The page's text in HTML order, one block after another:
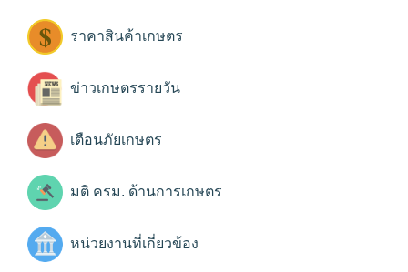
ราคาสินค้าเกษตร
ข่าวเกษตรรายวัน
เตือนภัยเกษตร
มติ ครม. ด้านการเกษตร
หน่วยงานที่เกี่ยวข้อง